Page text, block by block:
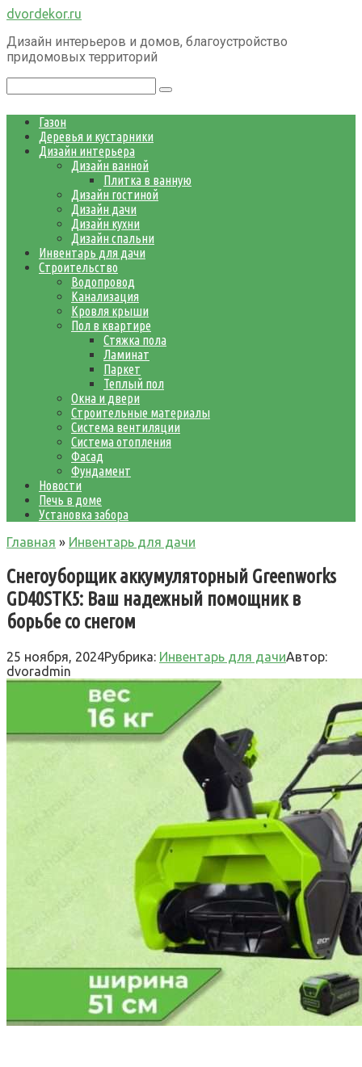
Перейти
контенту
dvordekor.ru
Дизайн интерьеров и домов, благоустройство
придомовых территорий
Газон
Деревья и кустарники
Дизайн интерьера
Дизайн ванной
Плитка в ванную
Дизайн гостиной
Дизайн дачи
Дизайн кухни
Дизайн спальни
Инвентарь для дачи
Строительство
Водопровод
Канализация
Кровля крыши
Пол в квартире
Стяжка пола
Ламинат
Паркет
Теплый пол
Окна и двери
Строительные материалы
Система вентиляции
Система отопления
Фасад
Фундамент
Новости
Печь в доме
Установка забора
Главная » Инвентарь для дачи
Снегоуборщик аккумуляторный Greenworks
GD40STK5: Ваш надежный помощник в
борьбе со снегом
25 ноября, 2024Рубрика: Инвентарь для дачиАвтор:
dvoradmin